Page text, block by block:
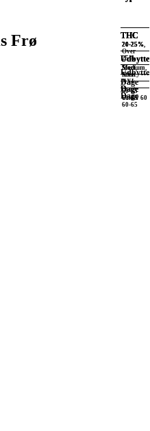
Frø THC
20-25%
Udbytte
Stort
Dage
60-65
THC
20-25%,
Over
25%
Udbytte
XXL
Dage
60-65
THC
20-25%
Udbytte
Stort,
XXL
Dage
Under 60
THC
20-25%
Udbytte
Medium,
Stort
Dage
60-65